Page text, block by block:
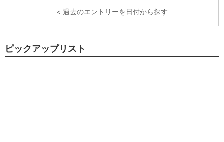
< 過去のエントリーを日付から探す
ピックアップリスト